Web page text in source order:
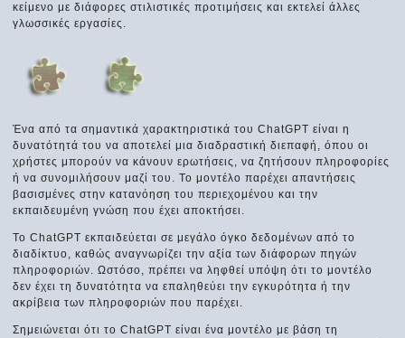
κείμενο με διάφορες στιλιστικές προτιμήσεις και εκτελεί άλλες
γλωσσικές εργασίες.
Ένα από τα σημαντικά χαρακτηριστικά του ChatGPT είναι η
δυνατότητά του να αποτελεί μια διαδραστική διεπαφή, όπου οι
χρήστες μπορούν να κάνουν ερωτήσεις, να ζητήσουν πληροφορίες
ή να συνομιλήσουν μαζί του. Το μοντέλο παρέχει απαντήσεις
βασισμένες στην κατανόηση του περιεχομένου και την
εκπαιδευμένη γνώση που έχει αποκτήσει.
Το ChatGPT εκπαιδεύεται σε μεγάλο όγκο δεδομένων από το
διαδίκτυο, καθώς αναγνωρίζει την αξία των διάφορων πηγών
πληροφοριών. Ωστόσο, πρέπει να ληφθεί υπόψη ότι το μοντέλο
δεν έχει τη δυνατότητα να επαληθεύει την εγκυρότητα ή την
ακρίβεια των πληροφοριών που παρέχει.
Σημειώνεται ότι το ChatGPT είναι ένα μοντέλο με βάση τη